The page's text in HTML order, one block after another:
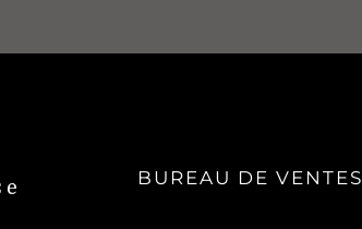
BUREAU DE VENTES